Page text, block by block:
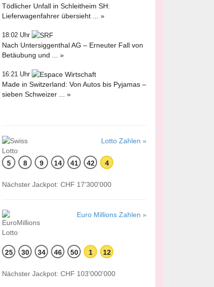
Tödlicher Unfall in Schleitheim SH:
Lieferwagenfahrer übersieht ... »
18:02 Uhr
Nach Untersiggenthal AG – Erneuter Fall von
Betäubung und ... »
16:21 Uhr
Made in Switzerland: Von Autos bis Pyjamas –
sieben Schweizer ... »
Lotto Zahlen »
5 8 9 14 41 42 4
Nächster Jackpot: CHF 17'300'000
Euro Millions Zahlen »
25 30 34 46 50 1 12
Nächster Jackpot: CHF 103'000'000